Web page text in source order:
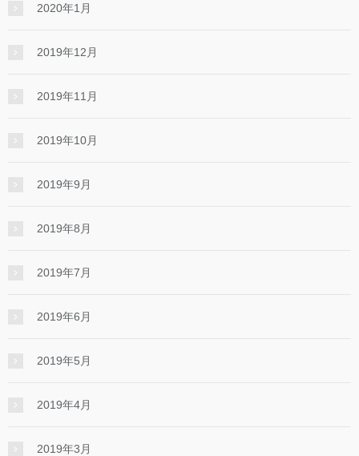
2020年1月
2019年12月
2019年11月
2019年10月
2019年9月
2019年8月
2019年7月
2019年6月
2019年5月
2019年4月
2019年3月